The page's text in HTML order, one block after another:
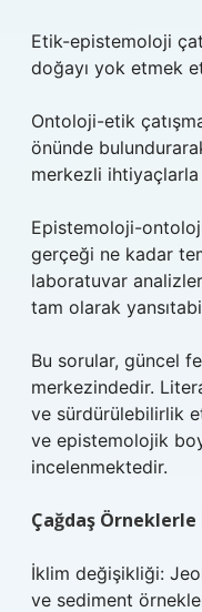
Etik-epistemoloji
doğayı yok etmek
Ontoloji-etik
önünde
merkezli ihtiyaçlarla
Epistemoloji-
gerçeği ne kadar
laboratuvar
tam olarak
Bu sorular, güncel
merkezindedir.
ve sürdürülebilirlik
ve epistemolojik
incelenmektedir.
Çağdaş Örneklerle
İklim değişikliği:
ve sediment